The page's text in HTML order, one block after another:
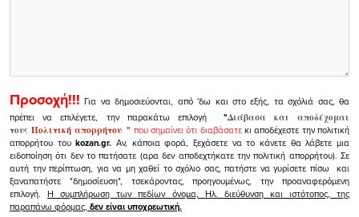
Προσοχή!!! Για να δημοσιεύονται, από 'δω και στο εξής, τα σχόλιά σας, θα
πρέπει να επιλέγετε, την παρακάτω επιλογή
"Διάβασα και αποδέχομαι
τουςΠολιτική απορρήτου" που σημαίνει ότι διαβάσατεκι αποδέχεστε την πολιτική
απορρήτου τουkozan.gr. Αν, κάποια φορά, ξεχάσετε να το κάνετε θα λάβετε μια
ειδοποίηση ότι δεν το πατήσατε (αρα δεν αποδεχτήκατε την πολιτική απορρήτου). Σε
αυτή την περίπτωση, για να μη χαθεί το σχόλιο σας, πατήστε να γυρίσετε πίσω και
ξαναπατήστε "δημοσίευση", τσεκάροντας, προηγουμένως, την προαναφερόμενη
επιλογή.Η συμπλήρωση των πεδίων όνομα, Ηλ. διεύθυνση και ιστότοπος, της
παραπάνω φόρμας, δεν είναι υποχρεωτική.